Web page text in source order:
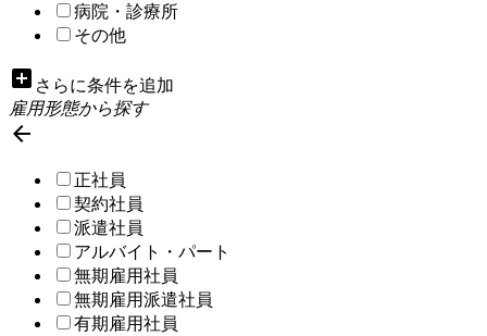
病院・診療所
その他
add_box さらに条件を追加
雇用形態から探す

正社員
契約社員
派遣社員
アルバイト・パート
無期雇用社員
無期雇用派遣社員
有期雇用社員